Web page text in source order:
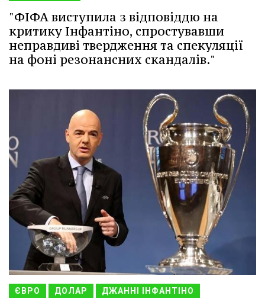
"ФІФА виступила з відповіддю на
критику Інфантіно, спростувавши
неправдиві твердження та спекуляції
на фоні резонансних скандалів."
ЄВРО ДОЛАР ДЖАННІ ІНФАНТІНО